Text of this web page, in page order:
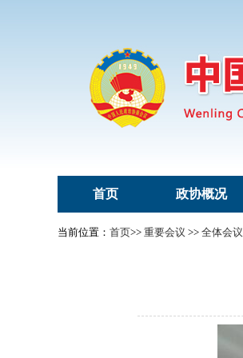
首页 政协概况
当前位置： 首页>> 重要会议 >> 全体会议